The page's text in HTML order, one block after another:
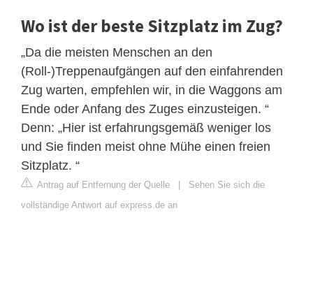
Wo ist der beste Sitzplatz im Zug?
„Da die meisten Menschen an den
(Roll-)Treppenaufgängen auf den einfahrenden
Zug warten, empfehlen wir, in die Waggons am
Ende oder Anfang des Zuges einzusteigen. “
Denn: „Hier ist erfahrungsgemäß weniger los
und Sie finden meist ohne Mühe einen freien
Sitzplatz. “
Antrag auf Entfernung der Quelle | Sehen Sie sich die
vollständige Antwort auf express.de an